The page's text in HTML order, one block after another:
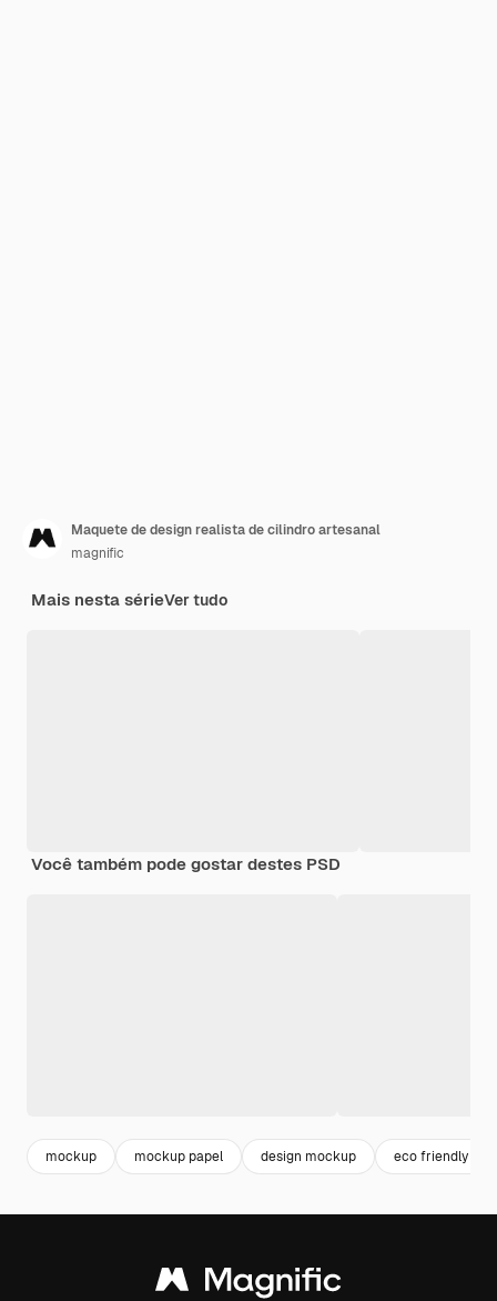
Maquete de design realista de cilindro artesanal
magnific
Mais nesta sérieVer tudo
Você também pode gostar destes PSD
mockup mockup papel design mockup eco friendly